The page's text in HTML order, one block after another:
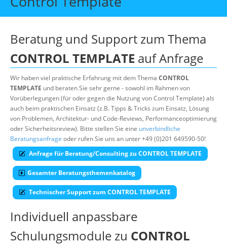
Themen
Individuelle Schulungen
Offene Seminare
Wissen
Über uns
Suche
Beratung und Support zum Thema
CONTROL TEMPLATE auf Anfrage
Wir haben viel praktische Erfahrung mit dem Thema CONTROL
TEMPLATE und beraten Sie sehr gerne - sowohl im Rahmen von
Vorüberlegungen (für oder gegen die Nutzung von Control Template) als
auch beim praktischen Einsatz (z.B. Tipps & Tricks zum Einsatz, Lösung
von Problemen, Architektur- und Code-Reviews, Performanceoptimierung
oder Sicherheitsreview). Bitte stellen Sie eine unverbindliche
Beratungsanfrage oder rufen Sie uns an unter +49 (0)201 649590-50!
Anfrage für Beratung/Consulting zu CONTROL TEMPLATE
Gesamter Beratungsthemenkatalog
Technischer Support zum CONTROL TEMPLATE
Individuell anpassbare
Schulungsmodule zu CONTROL